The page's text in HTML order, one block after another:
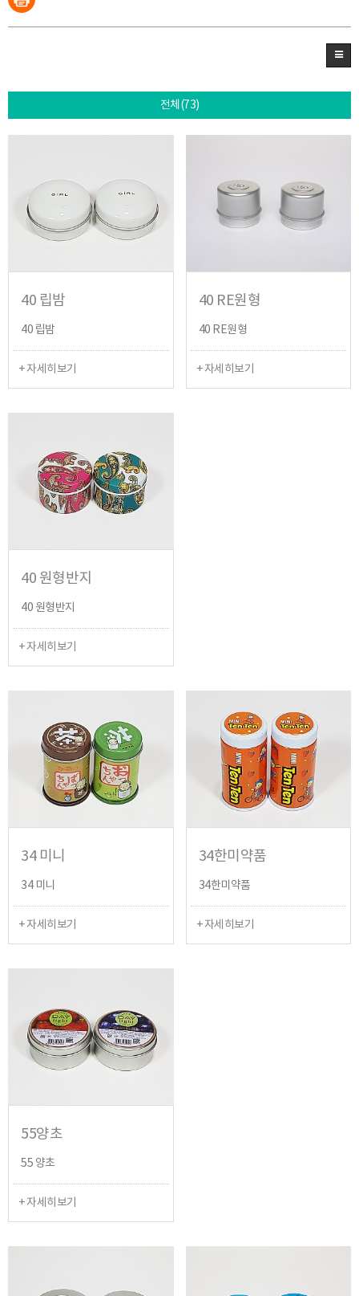
전체(73)
40 립밤
40 립밤
+ 자세히보기
40 RE원형
40 RE원형
+ 자세히보기
40 원형반지
40 원형반지
+ 자세히보기
34 미니
34 미니
+ 자세히보기
34한미약품
34한미약품
+ 자세히보기
55양초
55 양초
+ 자세히보기